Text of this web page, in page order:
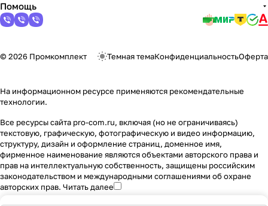
Помощь
© 2026 Промкомплект Темная темаКонфиденциальностьОферта
На информационном ресурсе применяются рекомендательные
технологии.
Все ресурсы сайта pro-com.ru, включая (но не ограничиваясь)
текстовую, графическую, фотографическую и видео информацию,
структуру, дизайн и оформление страниц, доменное имя,
фирменное наименование являются объектами авторского права и
прав на интеллектуальную собственность, защищены российским
законодательством и международными соглашениями об охране
авторских прав. Читать далее